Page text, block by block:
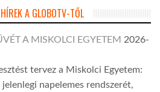
A GLOBOTV-TŐL
A MISKOLCI EGYETEM 2026-
tervez a Miskolci Egyetem:
napelemes rendszerét,